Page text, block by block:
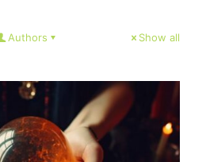
Authors Show all